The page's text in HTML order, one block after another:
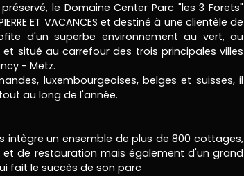
le Domaine Center Parc "les 3 Forets"
ET VACANCES et destiné à une clientèle de
d'un superbe environnement au vert, au
situé au carrefour des trois principales villes
- Metz.
luxembourgeoises, belges et suisses, il
au long de l'année.
intègre un ensemble de plus de 800 cottages,
de restauration mais également d'un grand
fait le succès de son parc